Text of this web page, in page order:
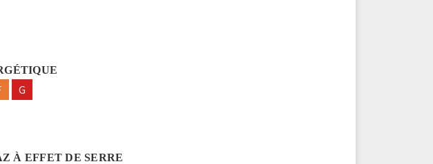
G
À EFFET DE SERRE